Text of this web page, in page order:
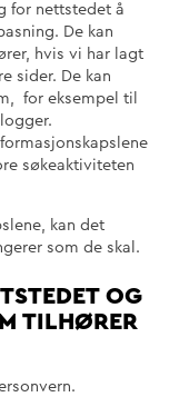
for nettstedet å
De kan
hvis vi har lagt
sider. De kan
for eksempel til
søkeaktiviteten
kan det
som de skal.
OG
TILHØRER